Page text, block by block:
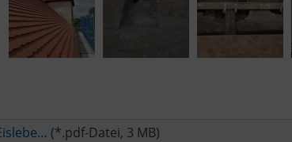
(*.pdf-Datei, 3 MB)